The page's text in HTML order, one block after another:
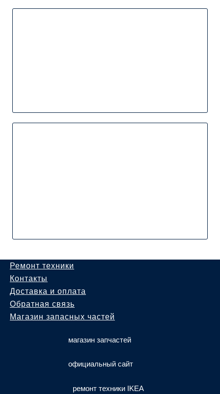
Ремонт техники
Контакты
Доставка и оплата
Обратная связь
Магазин запасных частей
магазин запчастей
официальный сайт
ремонт техники IKEA